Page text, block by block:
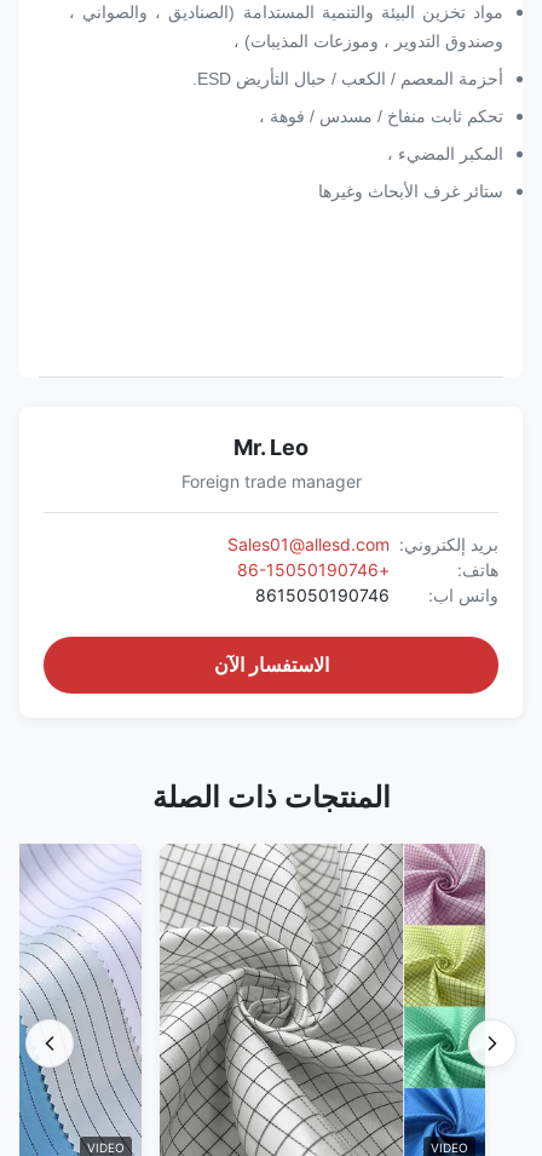
مواد تخزين البيئة والتنمية المستدامة (الصناديق ، والصواني ،
وصندوق التدوير ، وموزعات المذيبات) ،
أحزمة المعصم / الكعب / حبال التأريض ESD.
تحكم ثابت منفاخ / مسدس / فوهة ،
المكبر المضيء ،
ستائر غرف الأبحاث وغيرها
Mr. Leo
Foreign trade manager
بريد إلكتروني: Sales01@allesd.com
هاتف:
+86-15050190746
واتس اب:
8615050190746
الاستفسار الآن
المنتجات ذات الصلة
VIDEO
VIDEO